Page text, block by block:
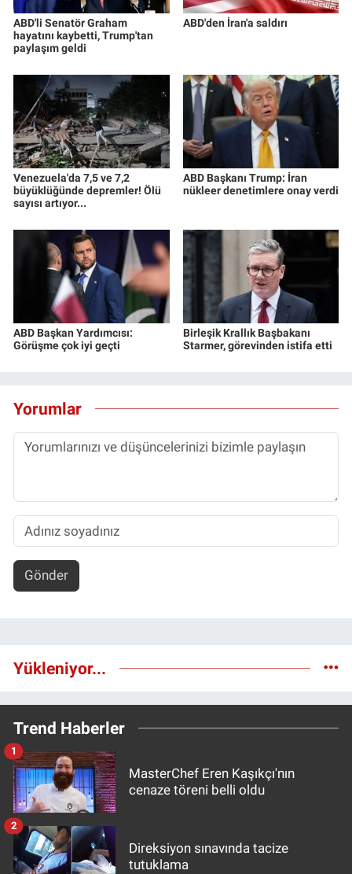
ABD'li Senatör Graham
hayatını kaybetti, Trump'tan
paylaşım geldi
ABD'den İran'a saldırı
Venezuela'da 7,5 ve 7,2
büyüklüğünde depremler! Ölü
sayısı artıyor...
ABD Başkanı Trump: İran
nükleer denetimlere onay verdi
ABD Başkan Yardımcısı:
Görüşme çok iyi geçti
Birleşik Krallık Başbakanı
Starmer, görevinden istifa etti
Yorumlar
Gönder
Yükleniyor...
Trend Haberler
MasterChef Eren Kaşıkçı'nın
cenaze töreni belli oldu
1
Direksiyon sınavında tacize
tutuklama
2